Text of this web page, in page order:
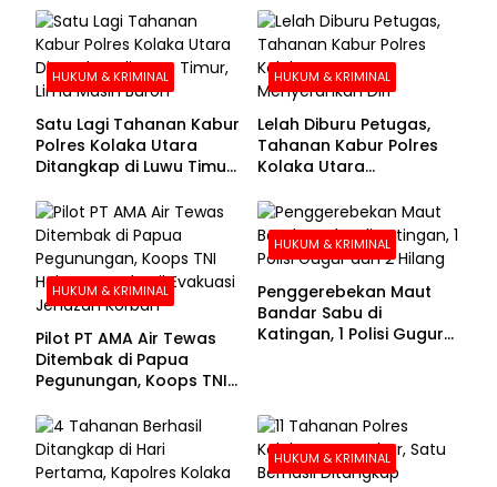
HUKUM & KRIMINAL
Satu Lagi Tahanan Kabur
Polres Kolaka Utara
Ditangkap di Luwu Timur,
HUKUM & KRIMINAL
Lelah Diburu Petugas,
Tahanan Kabur Polres
Kolaka Utara
HUKUM & KRIMINAL
Pilot PT AMA Air Tewas
Ditembak di Papua
Pegunungan, Koops TNI
Evakuasi Jenazah
Korban
HUKUM & KRIMINAL
Penggerebekan Maut
Bandar Sabu di
Katingan, 1 Polisi Gugur
HUKUM & KRIMINAL